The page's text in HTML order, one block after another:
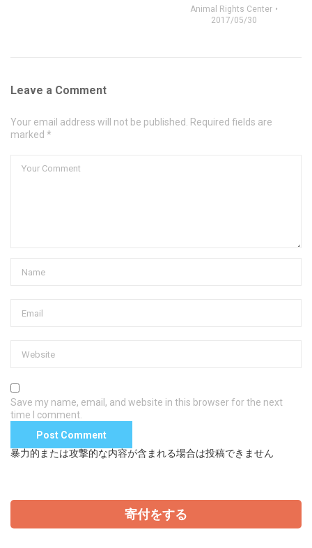
Animal Rights Center
2017/05/30
Leave a Comment
Your email address will not be published. Required fields are
marked *
Save my name, email, and website in this browser for the next
time I comment.
暴力的または攻撃的な内容が含まれる場合は投稿できません
寄付をする